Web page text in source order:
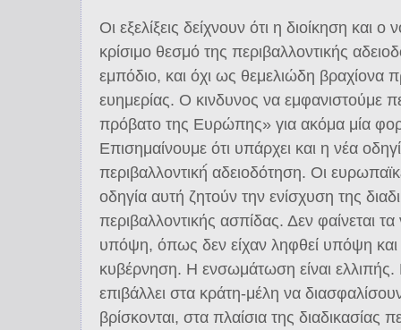
Οι εξελίξεις δείχνουν ότι η διοίκηση και
κρίσιμο θεσμό της περιβαλλοντικής
εμπόδιο, και όχι ως θεμελιώδη βραχίονα
ευημερίας. Ο κινδυνος να εμφανιστούμε
πρόβατο της Ευρώπης» για ακόμα μία
Επισημαίνουμε ότι υπάρχει και η νέα
περιβαλλοντική́ αδειοδότηση. Oι
οδηγία αυτή ζητούν την ενίσχυση της
περιβαλλοντικής ασπίδας. Δεν φαίνεται
υπόψη, όπως δεν είχαν ληφθεί υπόψη
κυβέρνηση. Η ενσωμάτωση είναι ελλιπής.
επιβάλλει στα κράτη-μέλη να
βρίσκονται, στα πλαίσια της διαδικασίας